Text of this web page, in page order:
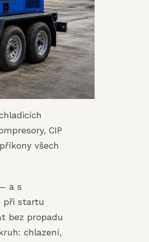
CIP
všech
a s
při startu
bez propadu
chlazení,